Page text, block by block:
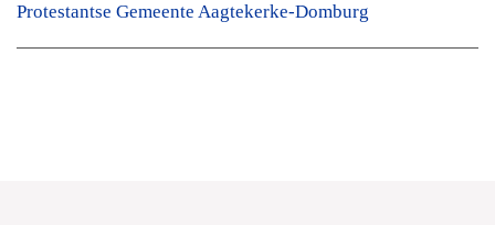
Protestantse Gemeente Aagtekerke-Domburg